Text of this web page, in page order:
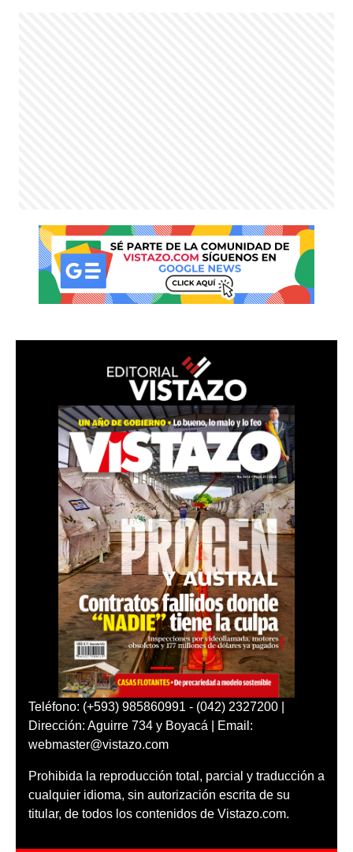
Teléfono: (+593) 985860991 - (042) 2327200 |
Dirección: Aguirre 734 y Boyacá | Email:
webmaster@vistazo.com
Prohibida la reproducción total, parcial y traducción a
cualquier idioma, sin autorización escrita de su
titular, de todos los contenidos de Vistazo.com.